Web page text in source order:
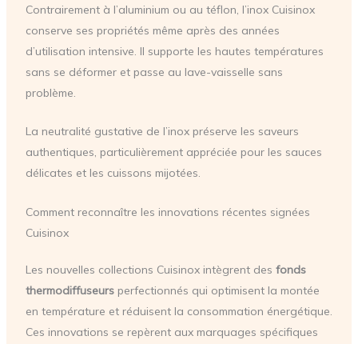
Contrairement à l’aluminium ou au téflon, l’inox Cuisinox
conserve ses propriétés même après des années
d’utilisation intensive. Il supporte les hautes températures
sans se déformer et passe au lave-vaisselle sans
problème.
La neutralité gustative de l’inox préserve les saveurs
authentiques, particulièrement appréciée pour les sauces
délicates et les cuissons mijotées.
Comment reconnaître les innovations récentes signées
Cuisinox
Les nouvelles collections Cuisinox intègrent des fonds
thermodiffuseursperfectionnés qui optimisent la montée
en température et réduisent la consommation énergétique.
Ces innovations se repèrent aux marquages spécifiques